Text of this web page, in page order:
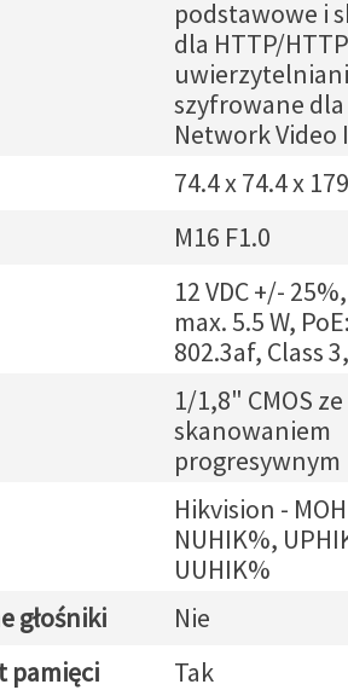
podstawowe i
dla HTTP/
szyfrowane
Network
74.4 x 74.4 x
M16 F1.0
12 VDC +/-
max. 5.5 W,
802.3af, Class
1/1,8" CMOS ze
skanowaniem
progresywnym
Hikvision -
NUHIK%,
UUHIK%
głośniki
Nie
pamięci
Tak